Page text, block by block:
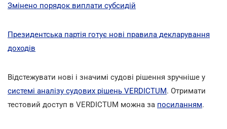
Змінено порядок виплати субсидій
Президентська партія готує нові правила декларування
доходів
Відстежувати нові і значимі судові рішення зручніше у
системі аналізу судових рішень VERDICTUM. Отримати
тестовий доступ в VERDICTUM можна за посиланням.